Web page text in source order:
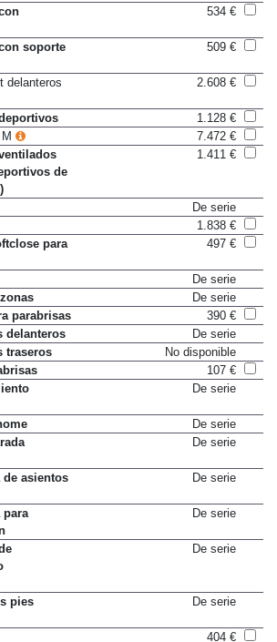
soporte
1.128 €
M
7.472 €
de
De serie
1.838 €
para
De serie
De serie
parabrisas
390 €
De serie
No disponible
107 €
De serie
asientos
pies